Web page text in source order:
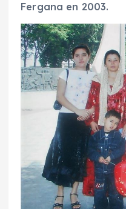
Fergana en 2003.